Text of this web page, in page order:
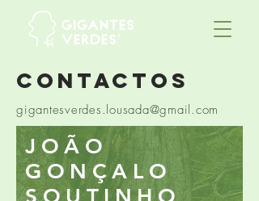
contactos
gigantesverdes.lousada@gmail.com
JOÃO
GONÇALO